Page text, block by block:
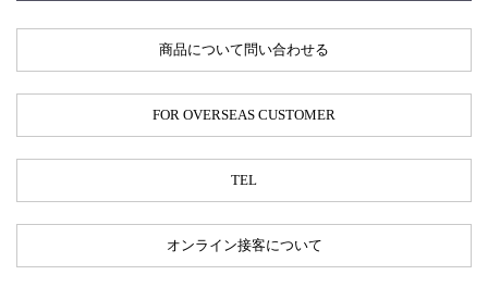
商品について問い合わせる
FOR OVERSEAS CUSTOMER
TEL
オンライン接客について